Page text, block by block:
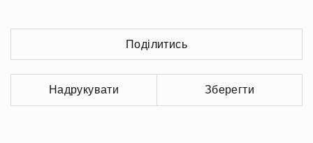
Поділитись
Надрукувати Зберегти